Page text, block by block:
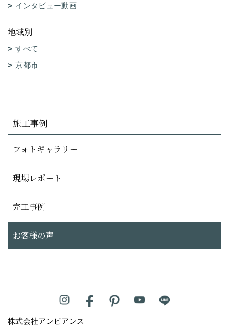
インタビュー動画
地域別
すべて
京都市
施工事例
フォトギャラリー
現場レポート
完工事例
お客様の声
株式会社アンビアンス